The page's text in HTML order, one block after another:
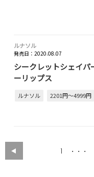
ルナソル
発売日：2020.08.07
シークレットシェイパ
ーリップス
ルナソル 2201円～4999円
1 ・・・